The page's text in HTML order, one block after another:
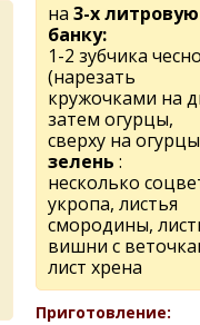
на 3-х литровую
банку:
1-2 зубчика
(нарезать
кружочками на
затем огурцы,
сверху на
зелень :
несколько
укропа, листья
смородины,
вишни с
лист хрена
Приготовление: